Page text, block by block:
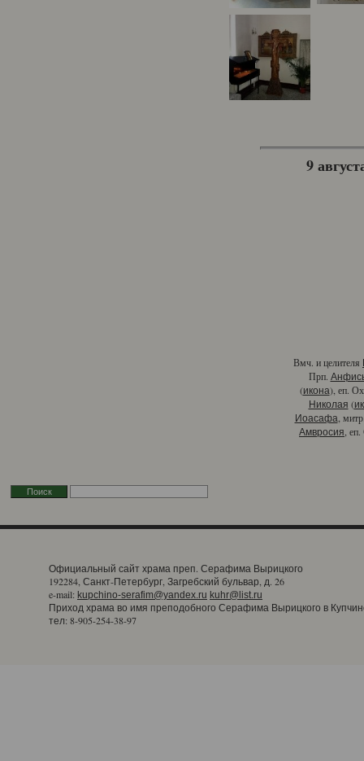
9
Вмч. и целителя
Прп.
(икона), еп.
Николая (
Иоасафа ,
Амвросия ,
Официальный сайт храма преп. Серафима Вырицкого
192284, Санкт-Петербург, Загребский бульвар, д. 26
e-mail: kupchino-serafim@yandex.ru kuhr@list.ru
Приход храма во имя преподобного Серафима Вырицкого в
тел: 8-905-254-38-97